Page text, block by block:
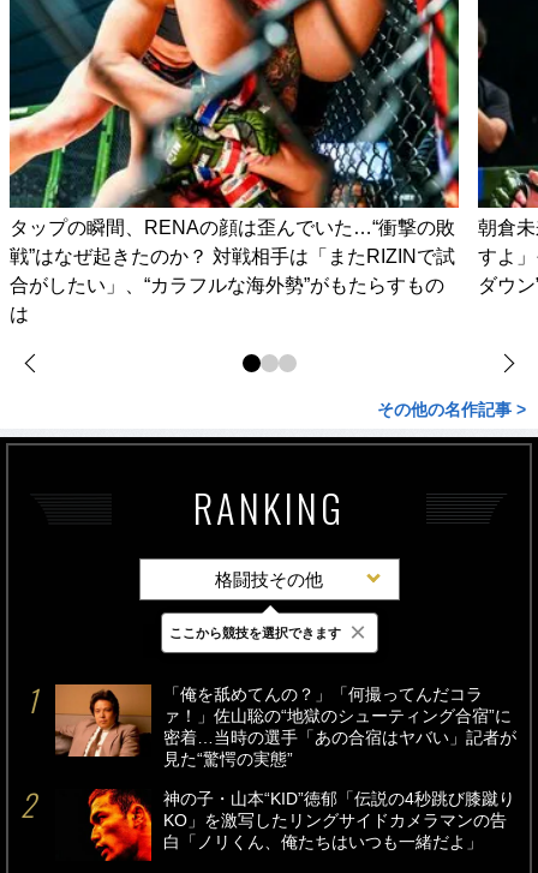
タップの瞬間、RENAの顔は歪んでいた…“衝撃の敗
戦”はなぜ起きたのか？ 対戦相手は「またRIZINで試
合がしたい」、“カラフルな海外勢”がもたらすもの
は
朝倉
すよ
ダウ
その他の名作記事 >
RANKING
格闘技その他
最新 24時間 週間
「俺を舐めてんの？」「何撮ってんだコラ
ァ！」佐山聡の“地獄のシューティング合宿”に
密着…当時の選手「あの合宿はヤバい」記者が
見た“驚愕の実態”
神の子・山本“KID”徳郁「伝説の4秒跳び膝蹴り
KO」を激写したリングサイドカメラマンの告
白「ノリくん、俺たちはいつも一緒だよ」
ここから競技を選択できます ×